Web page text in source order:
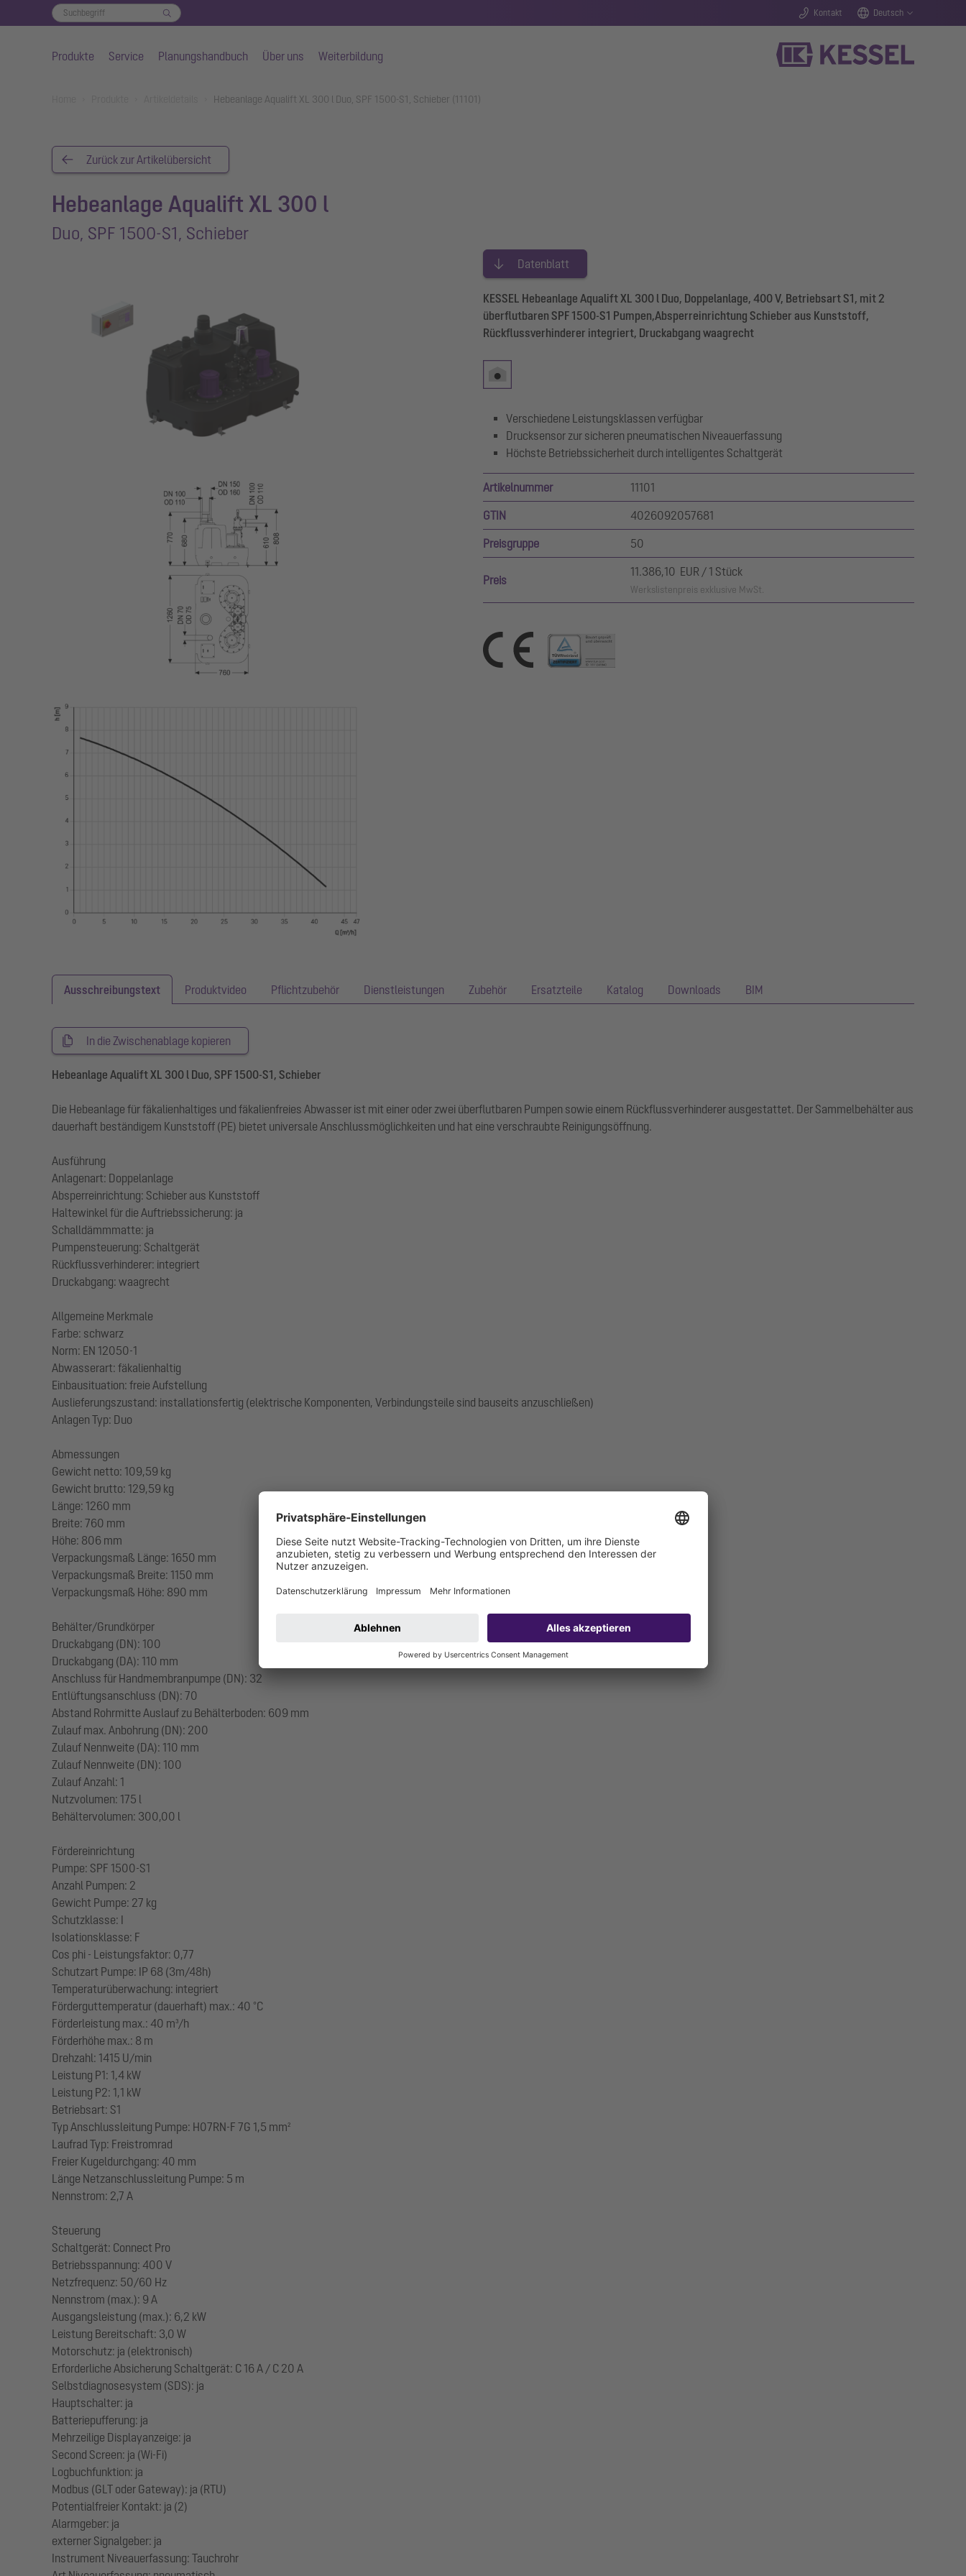
Kontakt Deutsch
Produkte Service Planungshandbuch Über uns Weiterbildung
Hebeanlage Aqualift XL 300 l Duo, SPF 1500-S1, Schieber (11101)
Zurück zur Artikelübersicht
Hebeanlage Aqualift XL 300 l
Duo, SPF 1500-S1, Schieber
Datenblatt
KESSEL Hebeanlage Aqualift XL 300 l Duo, Doppelanlage, 400 V, Betriebsart S1, mit 2
überflutbaren SPF 1500-S1 Pumpen,Absperreinrichtung Schieber aus Kunststoff,
Rückflussverhinderer integriert, Druckabgang waagrecht
Verschiedene Leistungsklassen verfügbar
Drucksensor zur sicheren pneumatischen Niveauerfassung
Höchste Betriebssicherheit durch intelligentes Schaltgerät
Artikelnummer 11101
GTIN 4026092057681
Preisgruppe 50
Preis
11.386,10 EUR / 1 Stück
Werkslistenpreis exklusive MwSt.
Ausschreibungstext Produktvideo Pflichtzubehör Dienstleistungen Zubehör Ersatzteile Katalog Downloads BIM
In die Zwischenablage kopieren
Hebeanlage Aqualift XL 300 l Duo, SPF 1500-S1, Schieber
Die Hebeanlage für fäkalienhaltiges und fäkalienfreies Abwasser ist mit einer oder zwei überflutbaren Pumpen sowie einem Rückflussverhinderer ausgestattet. Der Sammelbehälter aus
dauerhaft beständigem Kunststoff (PE) bietet universale Anschlussmöglichkeiten und hat eine verschraubte Reinigungsöffnung.
Ausführung
Anlagenart: Doppelanlage
Absperreinrichtung: Schieber aus Kunststoff
Haltewinkel für die Auftriebssicherung: ja
Schalldämmmatte: ja
Pumpensteuerung: Schaltgerät
Rückflussverhinderer: integriert
Druckabgang: waagrecht
Allgemeine Merkmale
Farbe: schwarz
Norm: EN 12050-1
Abwasserart: fäkalienhaltig
Einbausituation: freie Aufstellung
Auslieferungszustand: installationsfertig (elektrische Komponenten, Verbindungsteile sind bauseits anzuschließen)
Anlagen Typ: Duo
Abmessungen
Gewicht netto: 109,59 kg
Gewicht brutto: 129,59 kg
Länge: 1260 mm
Breite: 760 mm
Höhe: 806 mm
Verpackungsmaß Länge: 1650 mm
Verpackungsmaß Breite: 1150 mm
Verpackungsmaß Höhe: 890 mm
Behälter/Grundkörper
Druckabgang (DN): 100
Druckabgang (DA): 110 mm
Anschluss für Handmembranpumpe (DN): 32
Entlüftungsanschluss (DN): 70
Abstand Rohrmitte Auslauf zu Behälterboden: 609 mm
Zulauf max. Anbohrung (DN): 200
Zulauf Nennweite (DA): 110 mm
Zulauf Nennweite (DN): 100
Zulauf Anzahl: 1
Nutzvolumen: 175 l
Behältervolumen: 300,00 l
Fördereinrichtung
Pumpe: SPF 1500-S1
Anzahl Pumpen: 2
Gewicht Pumpe: 27 kg
Schutzklasse: I
Isolationsklasse: F
Cos phi - Leistungsfaktor: 0,77
Schutzart Pumpe: IP 68 (3m/48h)
Temperaturüberwachung: integriert
Förderguttemperatur (dauerhaft) max.: 40 °C
Förderleistung max.: 40 m³/h
Förderhöhe max.: 8 m
Drehzahl: 1415 U/min
Leistung P1: 1,4 kW
Leistung P2: 1,1 kW
Betriebsart: S1
Typ Anschlussleitung Pumpe: H07RN-F 7G 1,5 mm²
Laufrad Typ: Freistromrad
Freier Kugeldurchgang: 40 mm
Länge Netzanschlussleitung Pumpe: 5 m
Nennstrom: 2,7 A
Steuerung
Schaltgerät: Connect Pro
Betriebsspannung: 400 V
Netzfrequenz: 50/60 Hz
Nennstrom (max.): 9 A
Ausgangsleistung (max.): 6,2 kW
Leistung Bereitschaft: 3,0 W
Motorschutz: ja (elektronisch)
Erforderliche Absicherung Schaltgerät: C 16 A / C 20 A
Selbstdiagnosesystem (SDS): ja
Hauptschalter: ja
Batteriepufferung: ja
Mehrzeilige Displayanzeige: ja
Second Screen: ja (Wi-Fi)
Logbuchfunktion: ja
Modbus (GLT oder Gateway): ja (RTU)
Potentialfreier Kontakt: ja (2)
Alarmgeber: ja
externer Signalgeber: ja
Instrument Niveauerfassung: Tauchrohr